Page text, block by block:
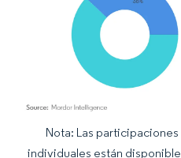
Imagen © Mordor Intelligence. El uso
Nota: Las
individuales están